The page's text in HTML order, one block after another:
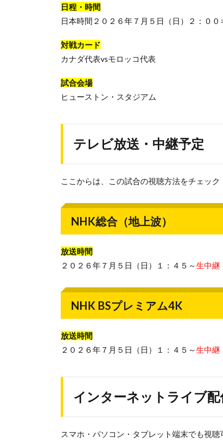
日程・時間
日本時間２０２６年７月５日（日）２：００
対戦カード
カナダ代表vsモロッコ代表
試合会場
ヒューストン・スタジアム
テレビ放送・中継予定
ここからは、この試合の視聴方法をチェック
NHK総合（地上波）
放送時間
２０２６年７月５日（日）１：４５～生中継
NHK BSプレミアム4K
放送時間
２０２６年７月５日（日）１：４５～生中継
インターネットライブ配
スマホ・パソコン・タブレット端末でも視聴